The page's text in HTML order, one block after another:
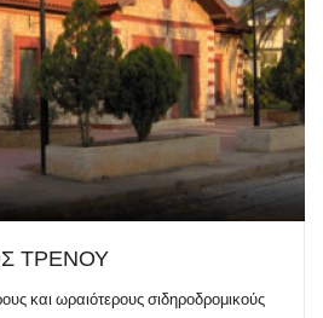
ΤΡΕΝΟΥ
και ωραιότερους σιδηροδρομικούς